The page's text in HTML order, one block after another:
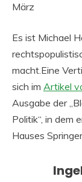
März
Es ist Michael
macht.Eine
sich im Artikel
Ausgabe der
Politik“, in dem
Hauses